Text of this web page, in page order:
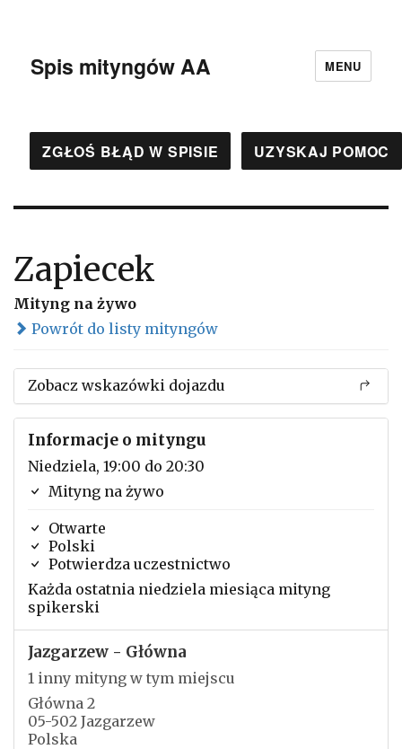
Spis mityngów AA MENU
ZGŁOŚ BŁĄD W SPISIE UZYSKAJ POMOC
Zapiecek
Mityng na żywo
Powrót do listy mityngów
Zobacz wskazówki dojazdu
Informacje o mityngu
Niedziela, 19:00 do 20:30
Mityng na żywo
Otwarte
Polski
Potwierdza uczestnictwo
Każda ostatnia niedziela miesiąca mityng
spikerski
Jazgarzew - Główna
1 inny mityng w tym miejscu
Główna 2
05-502 Jazgarzew
Polska